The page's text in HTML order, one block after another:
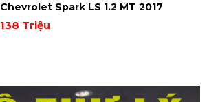
Chevrolet Spark LS 1.2 MT 2017
138 Triệu